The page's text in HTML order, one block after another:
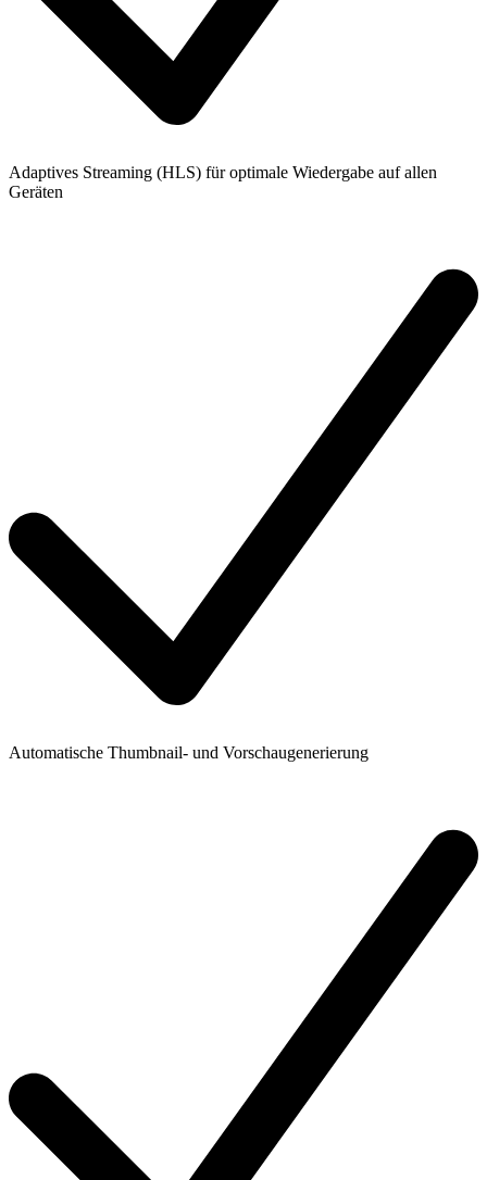
Adaptives Streaming (HLS) für optimale Wiedergabe auf allen
Geräten
Automatische Thumbnail- und Vorschaugenerierung